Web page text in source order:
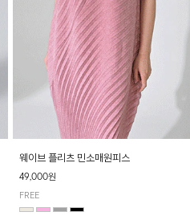
웨이브 플리츠 민소매원피스
49,000원
FREE